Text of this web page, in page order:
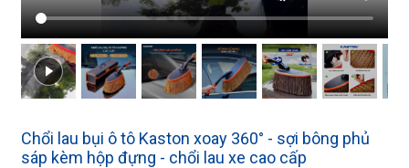
Chổi lau bụi ô tô Kaston xoay 360° - sợi bông phủ
sáp kèm hộp đựng - chổi lau xe cao cấp